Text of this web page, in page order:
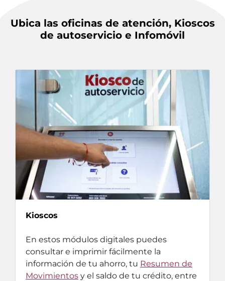
Ubica las oficinas de atención, Kioscos
de autoservicio e Infomóvil
Kioscos
En estos módulos digitales puedes
consultar e imprimir fácilmente la
información de tu ahorro, tu Resumen de
Movimientos y el saldo de tu crédito, entre